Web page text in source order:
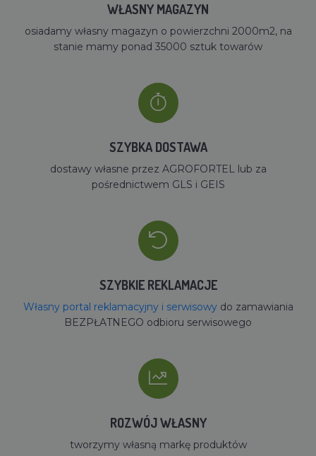
WŁASNY MAGAZYN
osiadamy własny magazyn o powierzchni 2000m2, na
stanie mamy ponad 35000 sztuk towarów
SZYBKA DOSTAWA
dostawy własne przez AGROFORTEL lub za
pośrednictwem GLS i GEIS
SZYBKIE REKLAMACJE
Własny portal reklamacyjny i serwisowydo zamawiania
BEZPŁATNEGO odbioru serwisowego
ROZWÓJ WŁASNY
tworzymy własną markę produktów